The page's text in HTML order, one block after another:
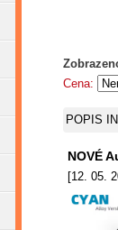
Cena:
POPIS
NOVÉ
[12. 05.